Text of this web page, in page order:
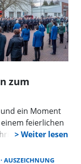
zum
ein Moment
feierlichen
wurde
AUSZEICHNUNG